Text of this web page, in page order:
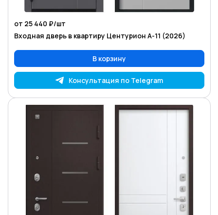
от 25 440 ₽/шт
Входная дверь в квартиру Центурион А-11 (2026)
В корзину
Консультация по Telegram